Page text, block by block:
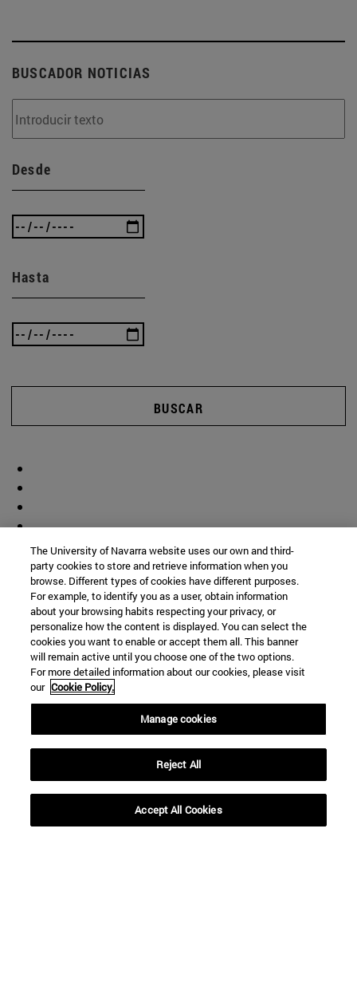
BUSCADOR NOTICIAS
Desde
Hasta
BUSCAR
(abre en nueva ventana)
Mi correo(abre en nueva ventana)
The University of Navarra website uses our own and third-
party cookies to store and retrieve information when you
browse. Different types of cookies have different purposes.
For example, to identify you as a user, obtain information
about your browsing habits respecting your privacy, or
personalize how the content is displayed. You can select the
cookies you want to enable or accept them all. This banner
will remain active until you choose one of the two options.
For more detailed information about our cookies, please visit
our Cookie Policy.
Manage cookies
Reject All
Accept All Cookies